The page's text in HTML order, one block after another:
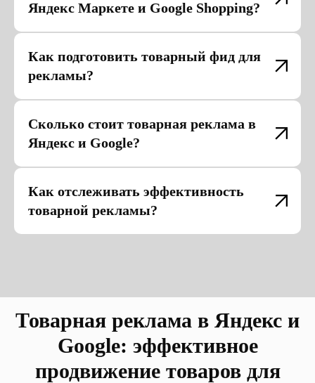
Яндекс Маркете и Google Shopping?
Как подготовить товарный фид для
рекламы?
Сколько стоит товарная реклама в
Яндекс и Google?
Как отслеживать эффективность
товарной рекламы?
Товарная реклама в Яндекс и
Google: эффективное
продвижение товаров для